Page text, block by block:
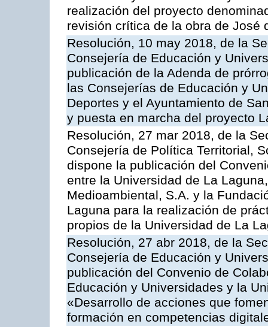
realización del proyecto
revisión crítica de la obra de José
Resolución, 10 may 2018, de la
Consejería de Educación y
publicación de la Adenda de
las Consejerías de Educación y
Deportes y el Ayuntamiento de
y puesta en marcha del proyecto
Resolución, 27 mar 2018, de la
Consejería de Política Territorial,
dispone la publicación del
entre la Universidad de La
Medioambiental, S.A. y la
Laguna para la realización de
propios de la Universidad de La
Resolución, 27 abr 2018, de la
Consejería de Educación y
publicación del Convenio de
Educación y Universidades y la
«Desarrollo de acciones que
formación en competencias